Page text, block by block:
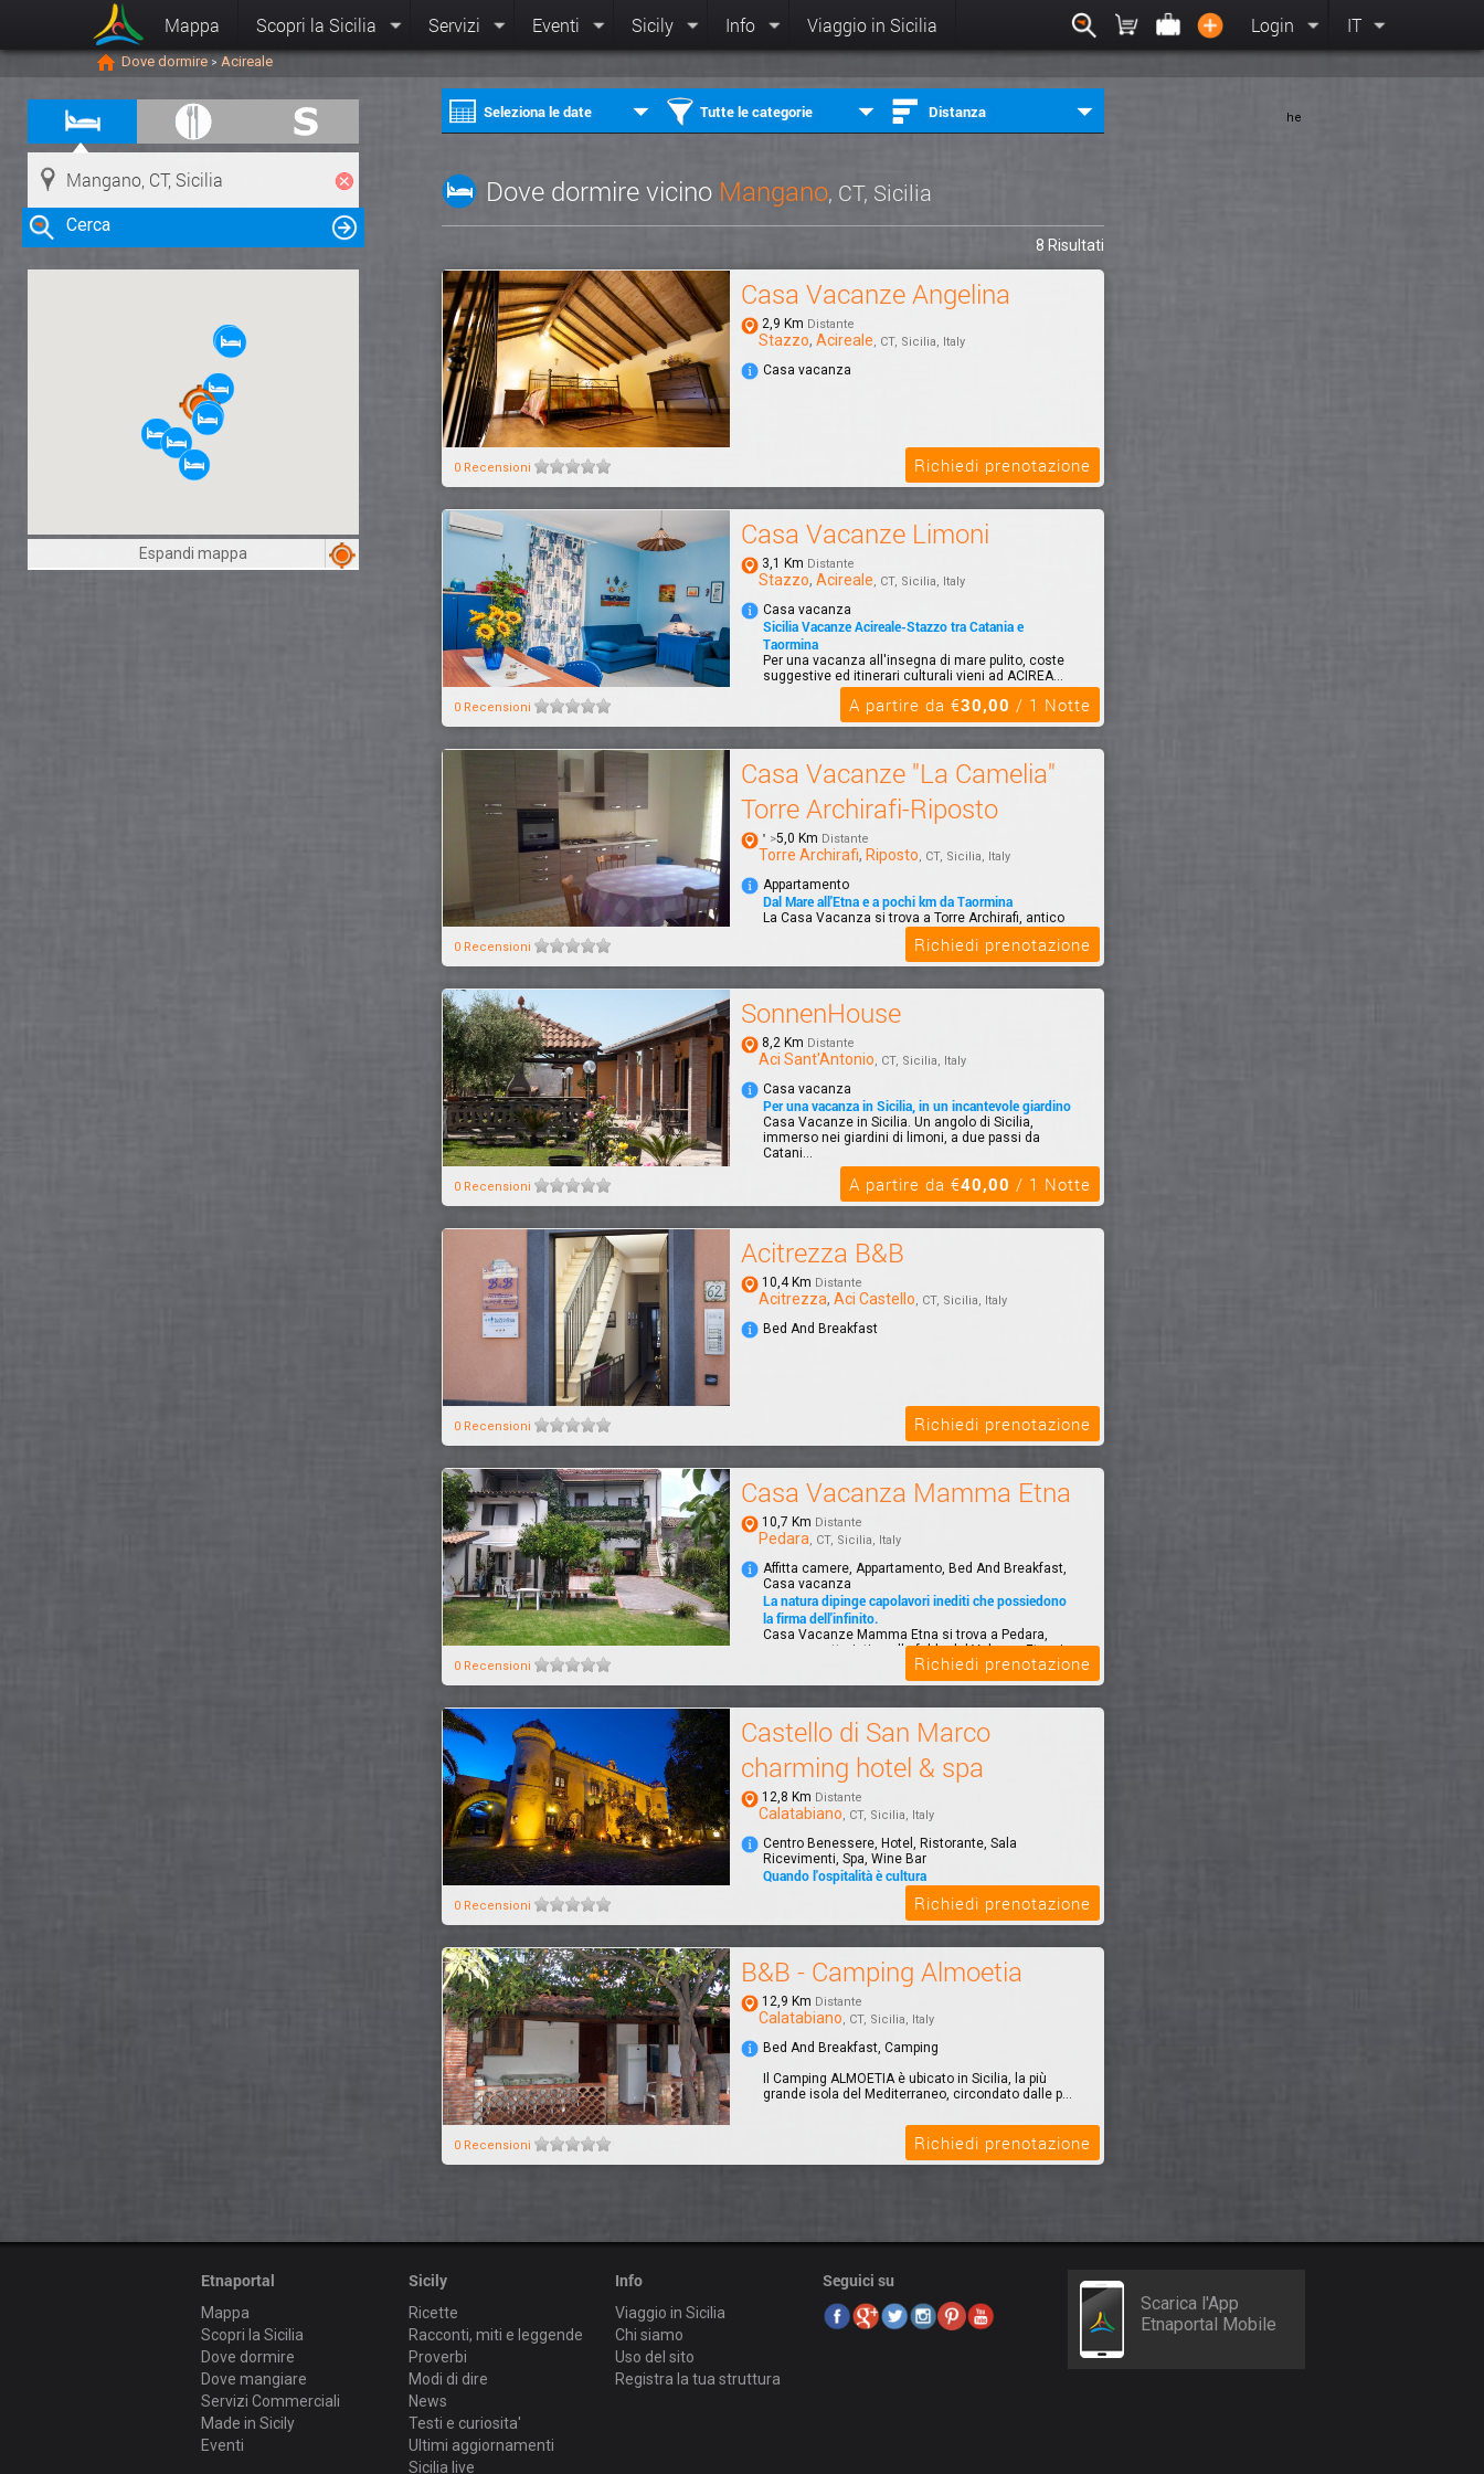
Mappa Scopri la Sicilia Servizi Eventi Sicily Info Viaggio in Sicilia Login IT
Dove dormire > Acireale
Cerca
Clicca su una risorsa nella mappa
per visualizzare le informazioni
Espandi mappa
Seleziona le date Tutte le categorie Distanza
Dove dormire vicino Mangano, CT, Sicilia
8 Risultati
Casa Vacanze Angelina
2,9 Km Distante
Stazzo, Acireale, CT, Sicilia, Italy
Casa vacanza
0 Recensioni Richiedi prenotazione
Casa Vacanze Limoni
3,1 Km Distante
Stazzo, Acireale, CT, Sicilia, Italy
Casa vacanza
Sicilia Vacanze Acireale-Stazzo tra Catania e
Taormina
Per una vacanza all'insegna di mare pulito, coste
suggestive ed itinerari culturali vieni ad ACIREA...
0 Recensioni A partire da €30,00 / 1 Notte
Casa Vacanze "La Camelia"
Torre Archirafi-Riposto
" >5,0 Km Distante
Torre Archirafi, Riposto, CT, Sicilia, Italy
Appartamento
Dal Mare all'Etna e a pochi km da Taormina
La Casa Vacanza si trova a Torre Archirafi, antico
borgo marinaro di Riposto che si affaccia sullo s...
0 Recensioni Richiedi prenotazione
SonnenHouse
8,2 Km Distante
Aci Sant'Antonio, CT, Sicilia, Italy
Casa vacanza
Per una vacanza in Sicilia, in un incantevole giardino
Casa Vacanze in Sicilia. Un angolo di Sicilia,
immerso nei giardini di limoni, a due passi da
Catani...
0 Recensioni A partire da €40,00 / 1 Notte
Acitrezza B&B
10,4 Km Distante
Acitrezza, Aci Castello, CT, Sicilia, Italy
Bed And Breakfast
0 Recensioni Richiedi prenotazione
Casa Vacanza Mamma Etna
10,7 Km Distante
Pedara, CT, Sicilia, Italy
Affitta camere, Appartamento, Bed And Breakfast,
Casa vacanza
La natura dipinge capolavori inediti che possiedono
la firma dell'infinito.
Casa Vacanze Mamma Etna si trova a Pedara,
paese caratteristico alle falde del Vulcano Etna, in
0 Recensioni Richiedi prenotazione
Castello di San Marco
charming hotel & spa
12,8 Km Distante
Calatabiano, CT, Sicilia, Italy
Centro Benessere, Hotel, Ristorante, Sala
Ricevimenti, Spa, Wine Bar
Quando l'ospitalità è cultura
Il Castello di San Marco charming hotel & Spa,
immerso in un parco di 4 ettari, a soli 100 metri
dal...
0 Recensioni Richiedi prenotazione
B&B - Camping Almoetia
12,9 Km Distante
Calatabiano, CT, Sicilia, Italy
Bed And Breakfast, Camping
Il Camping ALMOETIA è ubicato in Sicilia, la più
grande isola del Mediterraneo, circondato dalle p...
0 Recensioni Richiedi prenotazione
Etnaportal
Mappa
Scopri la Sicilia
Dove dormire
Dove mangiare
Servizi Commerciali
Made in Sicily
Eventi
Sicily
Ricette
Racconti, miti e leggende
Proverbi
Modi di dire
News
Testi e curiosita'
Ultimi aggiornamenti
Sicilia live
Info
Viaggio in Sicilia
Chi siamo
Uso del sito
Registra la tua struttura
Seguici su
Scarica l'App
Etnaportal Mobile
he